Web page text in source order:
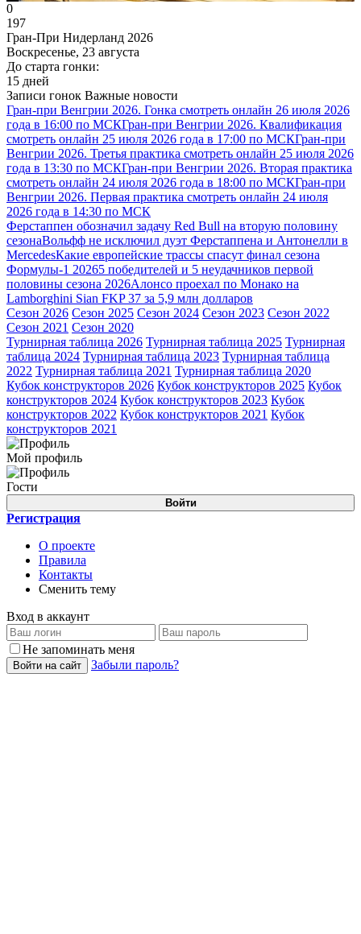
0
197
Гран-При Нидерланд 2026
Воскресенье, 23 августа
До старта гонки:
15 дней
Записи гонок Важные новости
Гран-при Венгрии 2026. Гонка смотреть онлайн 26 июля 2026
года в 16:00 по МСКГран-при Венгрии 2026. Квалификация
смотреть онлайн 25 июля 2026 года в 17:00 по МСКГран-при
Венгрии 2026. Третья практика смотреть онлайн 25 июля 2026
года в 13:30 по МСКГран-при Венгрии 2026. Вторая практика
смотреть онлайн 24 июля 2026 года в 18:00 по МСКГран-при
Венгрии 2026. Первая практика смотреть онлайн 24 июля
2026 года в 14:30 по МСК
Ферстаппен обозначил задачу Red Bull на вторую половину
сезонаВольфф не исключил дуэт Ферстаппена и Антонелли в
MercedesКакие европейские трассы спасут финал сезона
Формулы-1 20265 победителей и 5 неудачников первой
половины сезона 2026Алонсо проехал по Монако на
Lamborghini Sian FKP 37 за 5,9 млн долларов
Сезон 2026 Сезон 2025 Сезон 2024 Сезон 2023 Сезон 2022
Сезон 2021 Сезон 2020
Турнирная таблица 2026 Турнирная таблица 2025 Турнирная
таблица 2024 Турнирная таблица 2023 Турнирная таблица
2022 Турнирная таблица 2021 Турнирная таблица 2020
Кубок конструкторов 2026 Кубок конструкторов 2025 Кубок
конструкторов 2024 Кубок конструкторов 2023 Кубок
конструкторов 2022 Кубок конструкторов 2021 Кубок
конструкторов 2021
Мой профиль
Гости
Войти
Регистрация
О проекте
Правила
Контакты
Сменить тему
Вход в аккаунт
Не запоминать меня
Войти на сайт Забыли пароль?